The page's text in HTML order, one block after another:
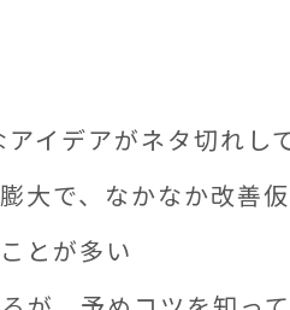
イデアがネタ切れし
大で、なかなか改善
とが多い